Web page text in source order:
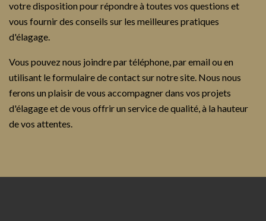
votre disposition pour répondre à toutes vos questions et
vous fournir des conseils sur les meilleures pratiques
d'élagage.
Vous pouvez nous joindre par téléphone, par email ou en
utilisant le formulaire de contact sur notre site. Nous nous
ferons un plaisir de vous accompagner dans vos projets
d'élagage et de vous offrir un service de qualité, à la hauteur
de vos attentes.